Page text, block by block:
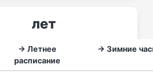
лет
→ Летнее
расписание
→ Зимние